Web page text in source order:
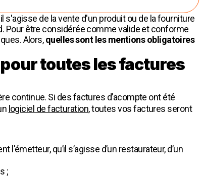
de la vente d'un produit ou de la fourniture
Pour être considérée comme valide et conforme
Alors,quelles sont les mentions obligatoires
toutes les factures
continue. Si des factures d’acompte ont été
logiciel de facturation, toutes vos factures seront
qu’il s’agisse d’un restaurateur, d’un
;